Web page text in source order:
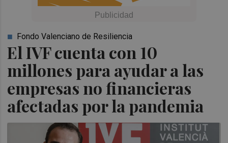
El IVF cuenta con 10
millones para ayudar a las
empresas no financieras
afectadas por la pandemia
Fondo Valenciano de Resiliencia